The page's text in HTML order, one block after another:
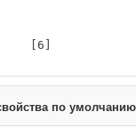
[6]
по